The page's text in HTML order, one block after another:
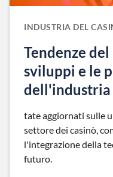
INDUSTRIA DEL
Tendenze
sviluppi e le
dell'industria
tate aggiornati sulle
settore dei casinò,
l'integrazione della
futuro.